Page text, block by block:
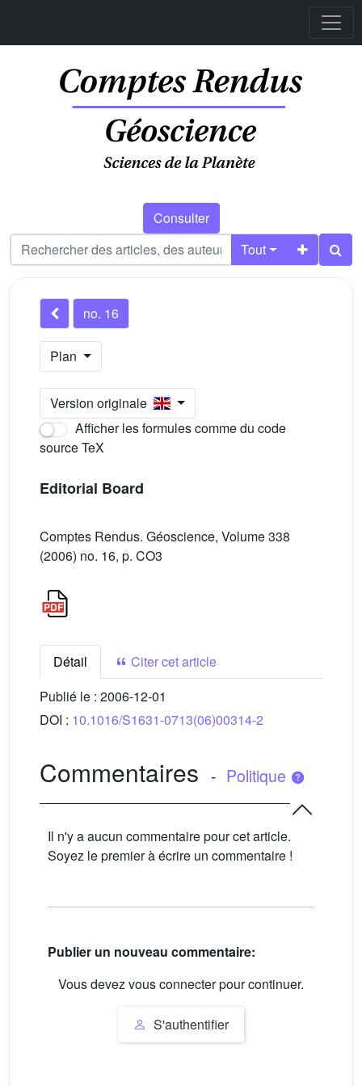
Consulter
Tout
no. 16
Plan
Version originale
Afficher les formules comme du code
source TeX
Editorial Board
Comptes Rendus. Géoscience, Volume 338
(2006) no. 16, p. CO3
Détail
Citer cet article
Publié le : 2006-12-01
DOI : 10.1016/S1631-0713(06)00314-2
Commentaires - Politique
Il n'y a aucun commentaire pour cet article.
Soyez le premier à écrire un commentaire !
Publier un nouveau commentaire:
Vous devez vous connecter pour continuer.
S'authentifier